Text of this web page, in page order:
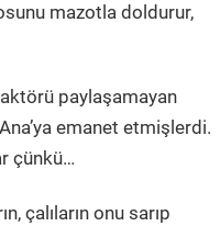
mazotla doldurur,
paylaşamayan
emanet etmişlerdi.
çünkü…
çalıların onu sarıp